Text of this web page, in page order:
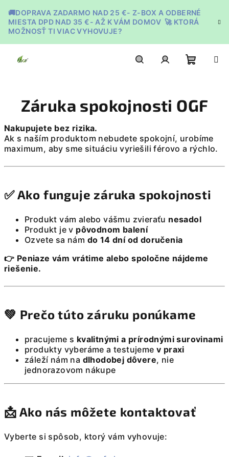
na
obsah
🚚DOPRAVA ZADARMO NAD 25 €- Z-BOX A ODBERNÉ
MIESTA DPD NAD 35 €- AŽ K VÁM DOMOV 🚀 KTORÁ
MOŽNOSŤ TI VIAC VYHOVUJE?
košík
Záruka spokojnosti OGF
Nakupujete bez rizika.
Ak s naším produktom nebudete spokojní, urobíme
maximum, aby sme situáciu vyriešili férovo a rýchlo.
✅ Ako funguje záruka spokojnosti
Produkt vám alebo vášmu zvieraťu nesadol
Produkt je v pôvodnom balení
Ozvete sa nám do 14 dní od doručenia
👉 Peniaze vám vrátime alebo spoločne nájdeme
riešenie.
💚 Prečo túto záruku ponúkame
pracujeme s kvalitnými a prírodnými surovinami
produkty vyberáme a testujeme v praxi
záleží nám na dlhodobej dôvere, nie
jednorazovom nákupe
📩 Ako nás môžete kontaktovať
Vyberte si spôsob, ktorý vám vyhovuje: